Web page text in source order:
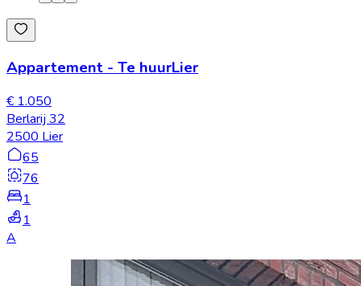
Appartement - Te huurLier
€ 1.050
Berlarij 32
2500 Lier
65
76
1
1
A